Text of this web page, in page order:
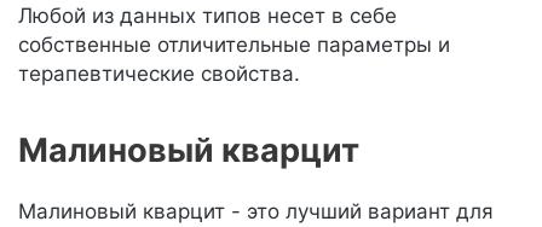
Любой из данных типов несет в себе
собственные отличительные параметры и
терапевтические свойства.
Малиновый кварцит
Малиновый кварцит - это лучший вариант для